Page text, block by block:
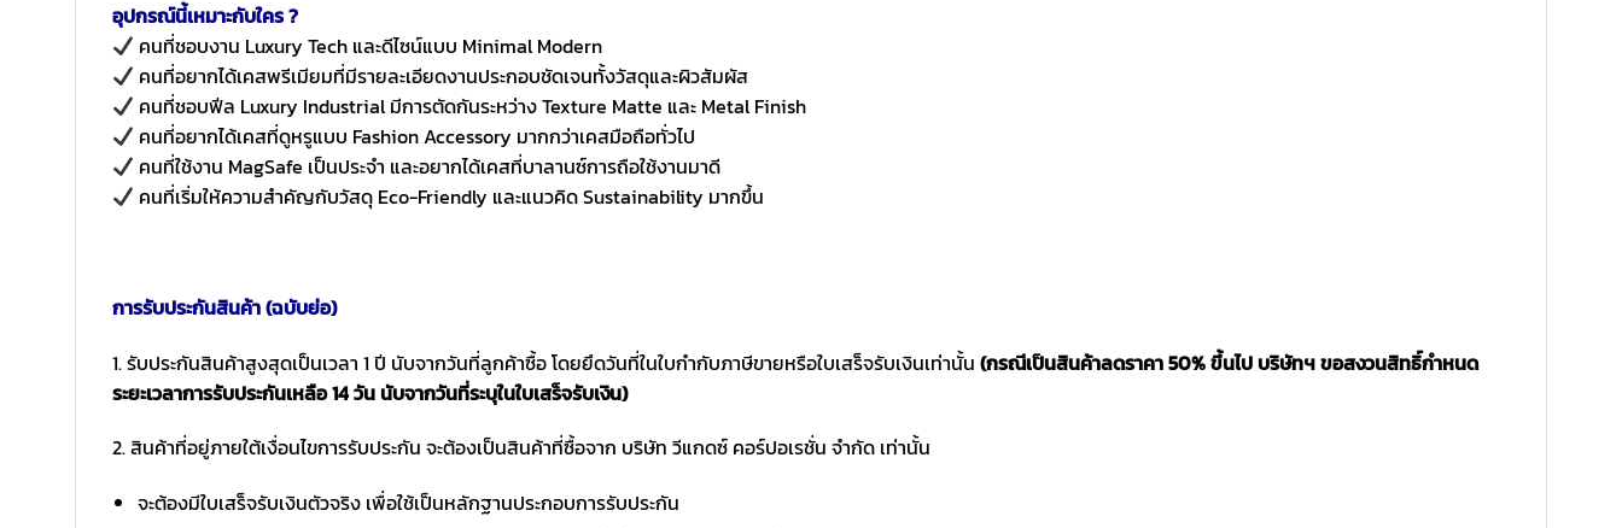
อุปกรณ์นี้เหมาะกับใคร ?
คนที่ชอบงาน Luxury Tech และดีไซน์แบบ Minimal Modern
คนที่อยากได้เคสพรีเมียมที่มีรายละเอียดงานประกอบชัดเจนทั้งวัสดุและผิวสัมผัส
คนที่ชอบฟีล Luxury Industrial มีการตัดกันระหว่าง Texture Matte และ Metal Finish
คนที่อยากได้เคสที่ดูหรูแบบ Fashion Accessory มากกว่าเคสมือถือทั่วไป
คนที่ใช้งาน MagSafe เป็นประจำ และอยากได้เคสที่บาลานซ์การถือใช้งานมาดี
คนที่เริ่มให้ความสำคัญกับวัสดุ Eco-Friendly และแนวคิด Sustainability มากขึ้น
การรับประกันสินค้า (ฉบับย่อ)
1. รับประกันสินค้าสูงสุดเป็นเวลา 1 ปี นับจากวันที่ลูกค้าซื้อ โดยยึดวันที่ในใบกำกับภาษีขายหรือใบเสร็จรับเงินเท่านั้น (กรณีเป็นสินค้าลดราคา 50% ขึ้นไป บริษัทฯ ขอสงวนสิทธิ์กำหนด
ระยะเวลาการรับประกันเหลือ 14 วัน นับจากวันที่ระบุในใบเสร็จรับเงิน)
2. สินค้าที่อยู่ภายใต้เงื่อนไขการรับประกัน จะต้องเป็นสินค้าที่ซื้อจาก บริษัท วีแกดซ์ คอร์ปอเรชั่น จำกัด เท่านั้น
จะต้องมีใบเสร็จรับเงินตัวจริง เพื่อใช้เป็นหลักฐานประกอบการรับประกัน